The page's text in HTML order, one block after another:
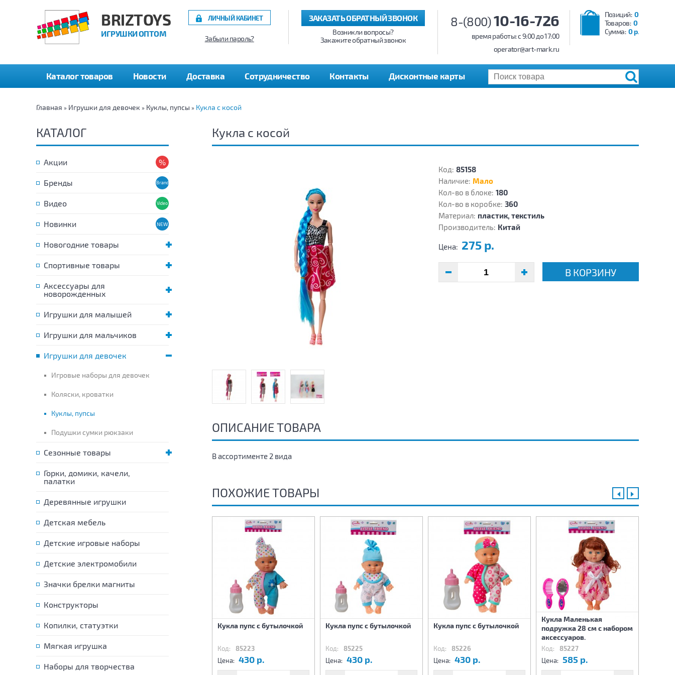
BRIZTOYS
ИГРУШКИ ОПТОМ
Позиций: 0
Товаров: 0
Сумма: 0 р.
8-(800)10-16-726
время работы: c 9:00 до 17:00
operator@art-mark.ru
ЗАКАЗАТЬ ОБРАТНЫЙ ЗВОНОК
Возникли вопросы?
Закажите обратный звонок
ЛИЧНЫЙ КАБИНЕТ
Забыли пароль?
Каталог товаров Новости Доставка Сотрудничество Контакты Дисконтные карты
Главная » Игрушки для девочек » Куклы, пупсы » Кукла с косой
КАТАЛОГ
Акции
Бренды
Видео
Новинки
Новогодние товары
Спортивные товары
Аксессуары для
новорожденных
Игрушки для малышей
Игрушки для мальчиков
Игрушки для девочек
Игровые наборы для девочек
Коляски, кроватки
Куклы, пупсы
Подушки сумки рюкзаки
Сезонные товары
Горки, домики, качели,
палатки
Деревянные игрушки
Детская мебель
Детские игровые наборы
Детские электромобили
Значки брелки магниты
Конструкторы
Копилки, статуэтки
Мягкая игрушка
Наборы для творчества
Кукла с косой
Код: 85158
Наличие: Мало
Кол-во в блоке: 180
Кол-во в коробке: 360
Материал: пластик, текстиль
Производитель: Китай
Цена: 275 р.
В КОРЗИНУ
ОПИСАНИЕ ТОВАРА
В ассортименте 2 вида
ПОХОЖИЕ ТОВАРЫ
подружка 28 см с набором
85228
Кукла пупс с
Кукла пупс с бутылочкой
Код: 85223
Цена: 430 р.
Кукла пупс с бутылочкой
Код: 85225
Цена: 430 р.
Кукла пупс с бутылочкой
Код: 85226
Цена: 430 р.
Кукла Маленькая
подружка 28 см с набором
аксессуаров.
Код: 85227
Цена: 585 р.